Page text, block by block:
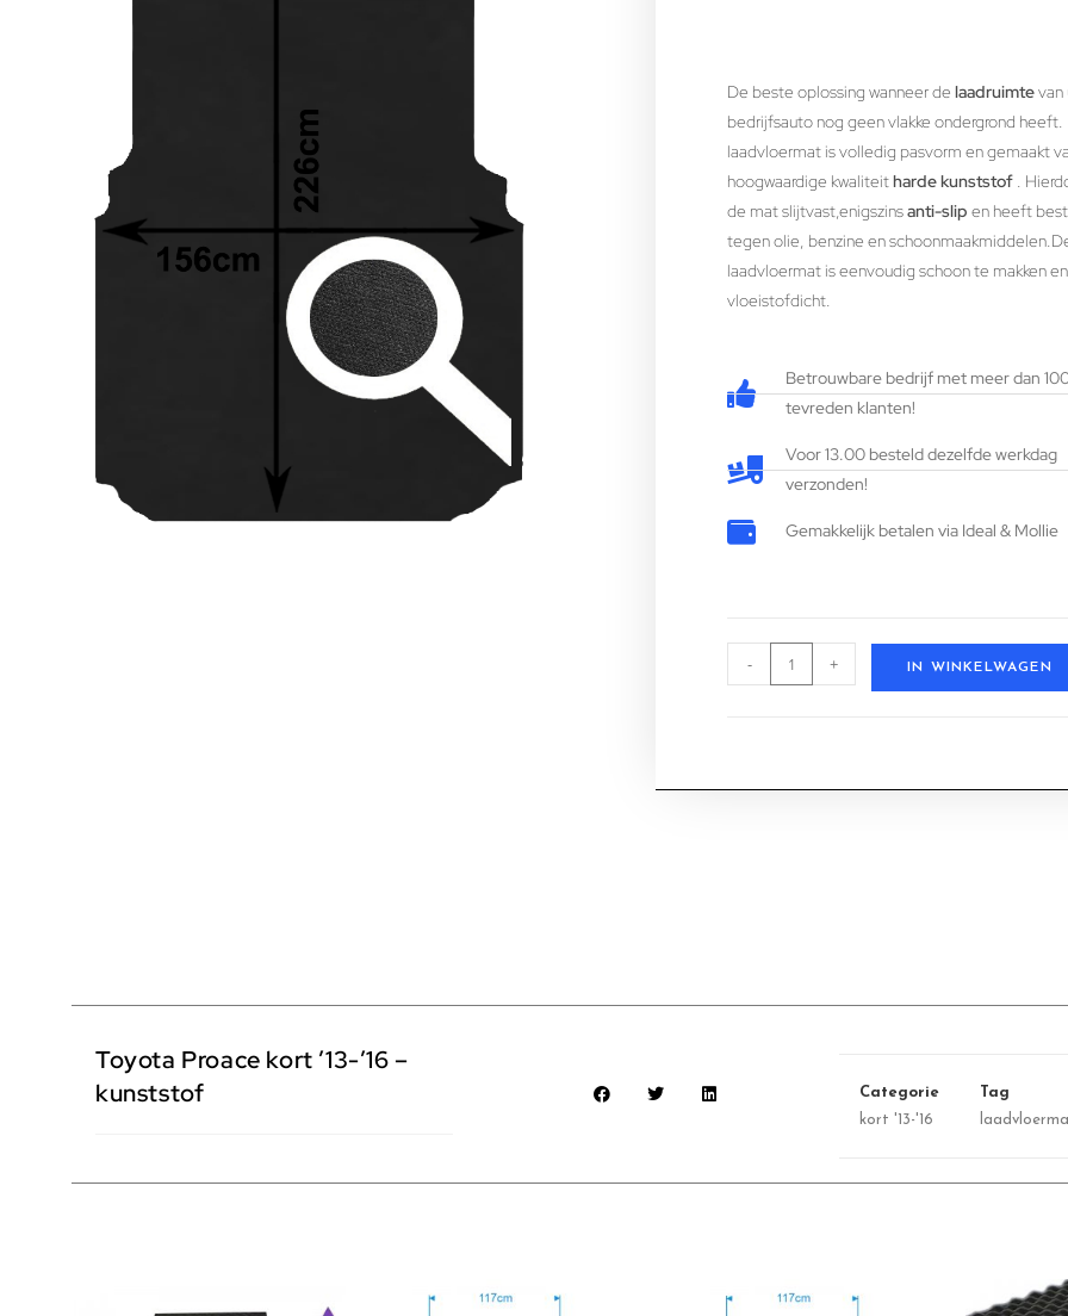
De beste oplossing wanneer de laadruimtevan
bedrijfsauto nog geen vlakke ondergrond heeft.
laadvloermat is volledig pasvorm en gemaakt
hoogwaardige kwaliteitharde kunststof .
de mat slijtvast,enigszinsanti-slip en heeft
tegen olie, benzine en
laadvloermat is eenvoudig schoon te makken
vloeistofdicht.
Betrouwbare bedrijf met meer dan
tevreden klanten!
Voor 13.00 besteld dezelfde werkdag
verzonden!
Gemakkelijk betalen via Ideal & Mollie
- + IN WINKELWAGEN
Toyota Proace kort ’13-’16 –
kunststof
Categorie
kort '13-'16
Tag